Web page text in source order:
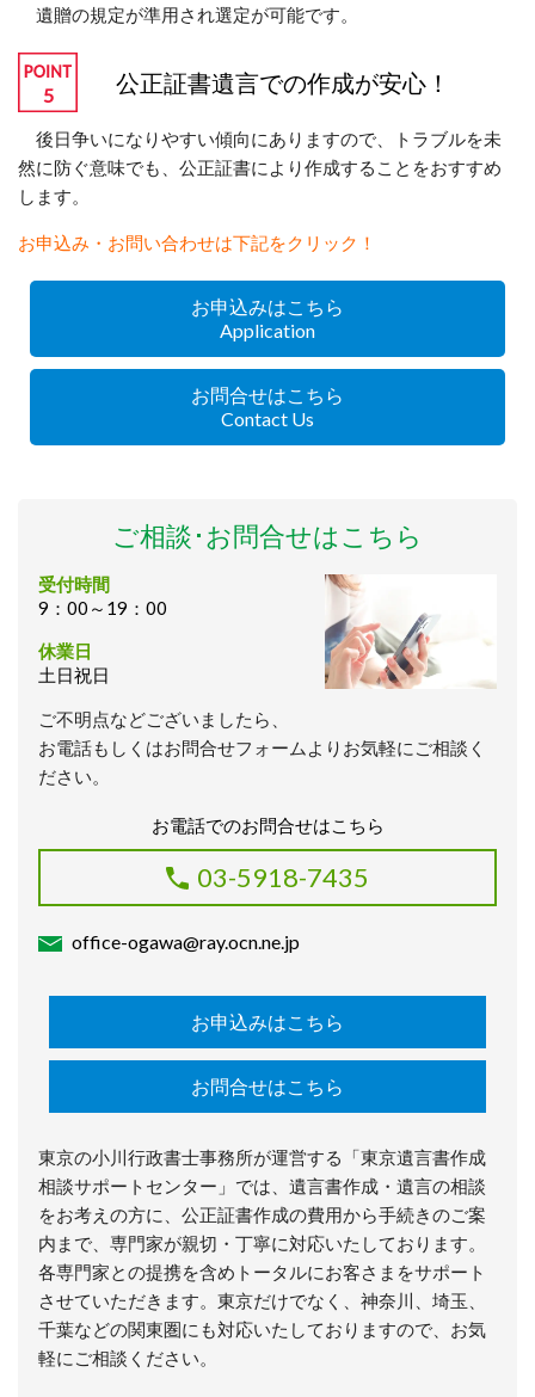
遺贈の規定が準用され選定が可能です。
公正証書遺言での作成が安心！
後日争いになりやすい傾向にありますので、トラブルを未
然に防ぐ意味でも、公正証書により作成することをおすすめ
します。
お申込み・お問い合わせは下記をクリック！
お申込みはこちら
Application
お問合せはこちら
Contact Us
ご相談･お問合せはこちら
受付時間
9：00～19：00
休業日
土日祝日
ご不明点などございましたら、
お電話もしくはお問合せフォームよりお気軽にご相談く
ださい。
お電話でのお問合せはこちら
03-5918-7435
office-ogawa@ray.ocn.ne.jp
お申込みはこちら
お問合せはこちら
東京の小川行政書士事務所が運営する「東京遺言書作成
相談サポートセンター」では、遺言書作成・遺言の相談
をお考えの方に、公正証書作成の費用から手続きのご案
内まで、専門家が親切・丁寧に対応いたしております。
各専門家との提携を含めトータルにお客さまをサポート
させていただきます。東京だけでなく、神奈川、埼玉、
千葉などの関東圏にも対応いたしておりますので、お気
軽にご相談ください。